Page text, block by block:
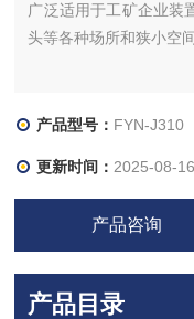
广泛适用于工矿企业装
头等各种场所和狭小空
产品型号： FYN-J310
更新时间： 2025-08-16
产品咨询
产品目录